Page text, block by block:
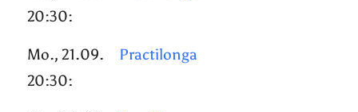
20:30:
Mo., 21.09.
20:30:
Practilonga